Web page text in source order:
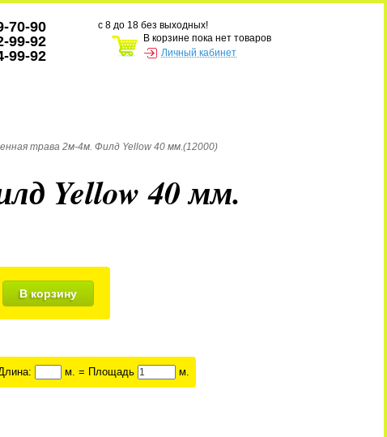
70-90
99-92
99-92
с 8 до 18 без выходных!
В корзине пока нет товаров
Личный кабинет
трава 2м-4м. Филд Yellow 40 мм.(12000)
Yellow 40 мм.
В корзину
м. = Площадь м.